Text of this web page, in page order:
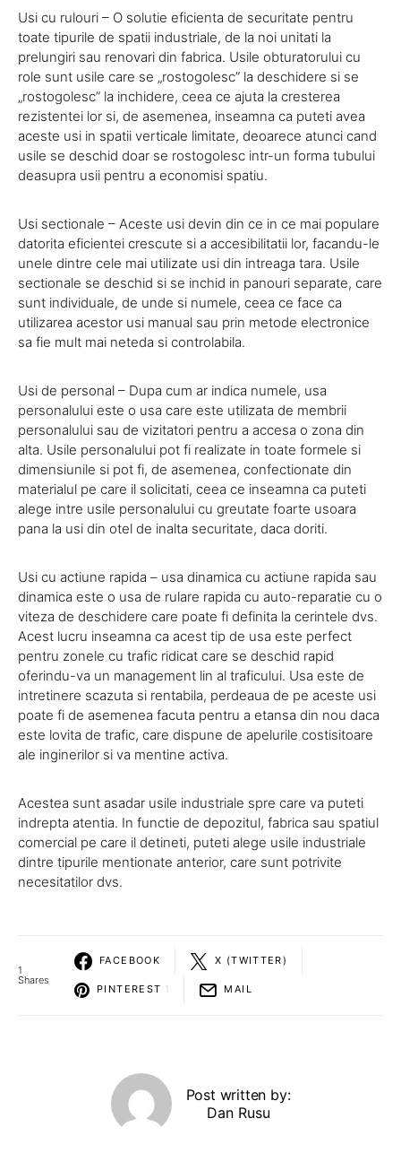
Usi cu rulouri – O solutie eficienta de securitate pentru
toate tipurile de spatii industriale, de la noi unitati la
prelungiri sau renovari din fabrica. Usile obturatorului cu
role sunt usile care se „rostogolesc” la deschidere si se
„rostogolesc” la inchidere, ceea ce ajuta la cresterea
rezistentei lor si, de asemenea, inseamna ca puteti avea
aceste usi in spatii verticale limitate, deoarece atunci cand
usile se deschid doar se rostogolesc intr-un forma tubului
deasupra usii pentru a economisi spatiu.
Usi sectionale – Aceste usi devin din ce in ce mai populare
datorita eficientei crescute si a accesibilitatii lor, facandu-le
unele dintre cele mai utilizate usi din intreaga tara. Usile
sectionale se deschid si se inchid in panouri separate, care
sunt individuale, de unde si numele, ceea ce face ca
utilizarea acestor usi manual sau prin metode electronice
sa fie mult mai neteda si controlabila.
Usi de personal – Dupa cum ar indica numele, usa
personalului este o usa care este utilizata de membrii
personalului sau de vizitatori pentru a accesa o zona din
alta. Usile personalului pot fi realizate in toate formele si
dimensiunile si pot fi, de asemenea, confectionate din
materialul pe care il solicitati, ceea ce inseamna ca puteti
alege intre usile personalului cu greutate foarte usoara
pana la usi din otel de inalta securitate, daca doriti.
Usi cu actiune rapida – usa dinamica cu actiune rapida sau
dinamica este o usa de rulare rapida cu auto-reparatie cu o
viteza de deschidere care poate fi definita la cerintele dvs.
Acest lucru inseamna ca acest tip de usa este perfect
pentru zonele cu trafic ridicat care se deschid rapid
oferindu-va un management lin al traficului. Usa este de
intretinere scazuta si rentabila, perdeaua de pe aceste usi
poate fi de asemenea facuta pentru a etansa din nou daca
este lovita de trafic, care dispune de apelurile costisitoare
ale inginerilor si va mentine activa.
Acestea sunt asadar usile industriale spre care va puteti
indrepta atentia. In functie de depozitul, fabrica sau spatiul
comercial pe care il detineti, puteti alege usile industriale
dintre tipurile mentionate anterior, care sunt potrivite
necesitatilor dvs.
1
Shares
FACEBOOK X (TWITTER)
PINTEREST 1 MAIL
Post written by:
Dan Rusu